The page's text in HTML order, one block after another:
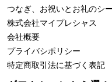
つなぎ、お祝いとお礼のシ
株式会社マイプレシャス
会社概要
プライバシポリシー
特定商取引法に基づく表記